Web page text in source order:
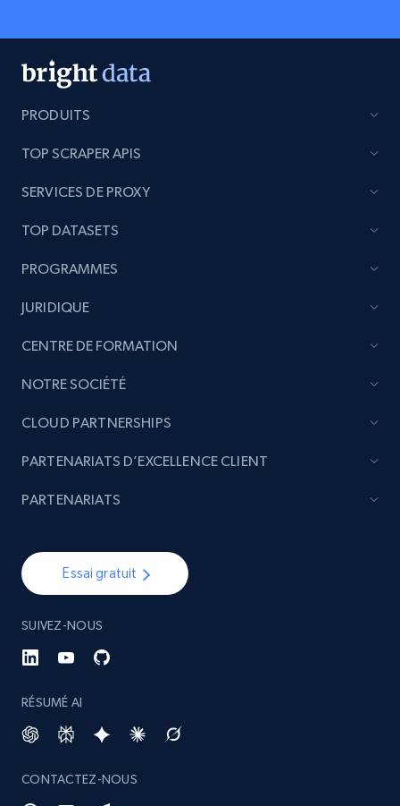
PRODUITS
TOP SCRAPER APIS
SERVICES DE PROXY
TOP DATASETS
PROGRAMMES
JURIDIQUE
CENTRE DE FORMATION
NOTRE SOCIÉTÉ
Essai gratuit
SUIVEZ-NOUS
RÉSUMÉ AI
CONTACTEZ-NOUS
CLOUD PARTNERSHIPS
PARTENARIATS D’EXCELLENCE CLIENT
PARTENARIATS